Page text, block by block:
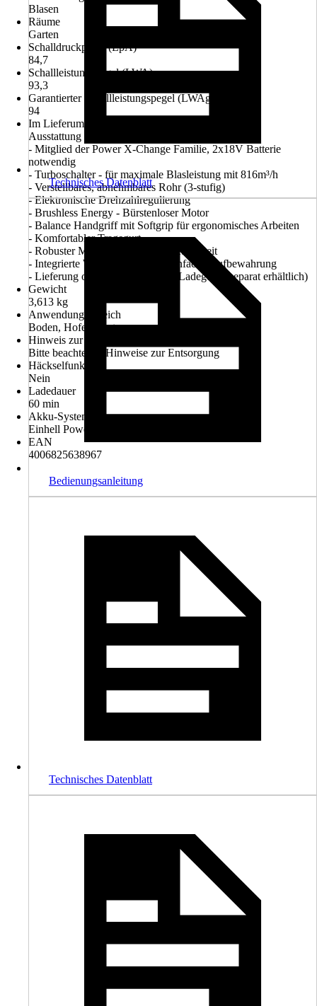
Blasen
Räume
Garten
Schalldruckpegel (LpA)
84,7
Schallleistungspegel (LWA)
93,3
Garantierter Schallleistungspegel (LWAg)
94
Im Lieferumfang enthalten
Ausstattung
- Mitglied der Power X-Change Familie, 2x18V Batterie
notwendig
- Turboschalter - für maximale Blasleistung mit 816m³/h
- Verstellbares, abnehmbares Rohr (3-stufig)
- Elektronische Drehzahlregulierung
- Brushless Energy - Bürstenloser Motor
- Balance Handgriff mit Softgrip für ergonomisches Arbeiten
- Komfortabler Tragegurt
- Robuster Metallring für lange Lebenszeit
- Integrierte Wandhalterung für einfache Aufbewahrung
- Lieferung ohne Akku und ohne Ladegerät (separat erhältlich)
Gewicht
3,613 kg
Anwendungsbereich
Boden, Hofeinfahrt
Hinweis zur Entsorgung
Bitte beachte die Hinweise zur Entsorgung
Häckselfunktion
Nein
Ladedauer
60 min
Akku-System
Einhell Power-X-Change 18V
EAN
4006825638967
Technisches Datenblatt
Bedienungsanleitung
Technisches Datenblatt